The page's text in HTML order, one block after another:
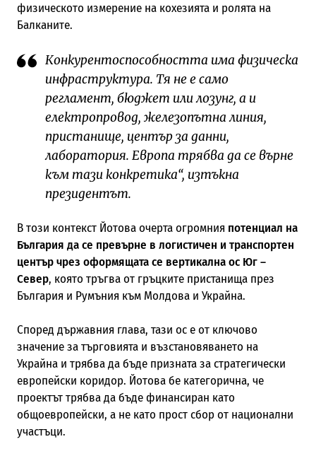
физическото измерение на кохезията и ролята на
Балканите.
Конкурентоспособността има физическа
инфраструктура. Тя не е само
регламент, бюджет или лозунг, а и
електропровод, железопътна линия,
пристанище, център за данни,
лаборатория. Европа трябва да се върне
към тази конкретика“, изтъкна
президентът.
В този контекст Йотова очерта огромния потенциал на
България да се превърне в логистичен и транспортен
център чрез оформящата се вертикална ос Юг –
Север, която тръгва от гръцките пристанища през
България и Румъния към Молдова и Украйна.
Според държавния глава, тази ос е от ключово
значение за търговията и възстановяването на
Украйна и трябва да бъде призната за стратегически
европейски коридор. Йотова бе категорична, че
проектът трябва да бъде финансиран като
общоевропейски, а не като прост сбор от национални
участъци.